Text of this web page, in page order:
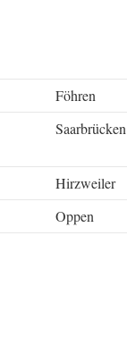
Föhren
Saarbrücken
Hirzweiler
Oppen